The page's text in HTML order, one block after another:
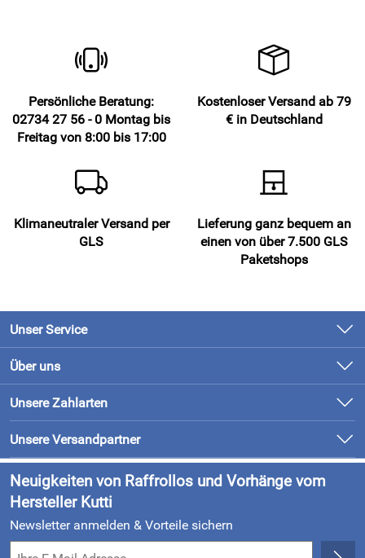
Persönliche Beratung:
02734 27 56 - 0 Montag bis
Freitag von 8:00 bis 17:00
Kostenloser Versand ab 79
€ in Deutschland
Klimaneutraler Versand per
GLS
Lieferung ganz bequem an
einen von über 7.500 GLS
Paketshops
Unser Service
Kontakt
Newsletter
Retourenabwicklung
Lieferung & Bezahlung
Kundenlogin
Über uns
Unsere Bestseller
Marken
Neu
Unsere Zahlarten
Unsere Versandpartner
Neuigkeiten von Raffrollos und Vorhänge vom
Hersteller Kutti
Newsletter anmelden & Vorteile sichern